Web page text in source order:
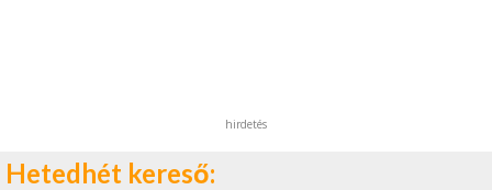
hirdetés
Hetedhét kereső: